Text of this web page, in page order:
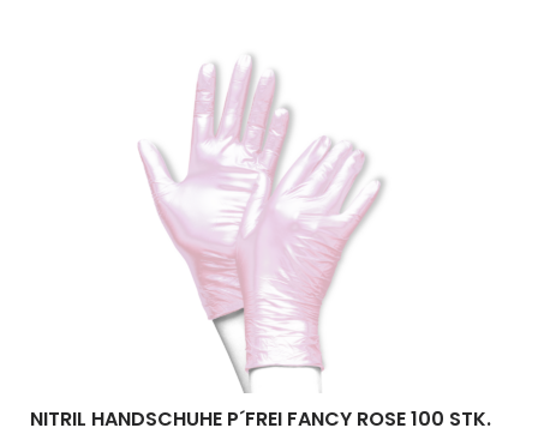
NITRIL HANDSCHUHE P´FREI FANCY ROSE 100 STK.